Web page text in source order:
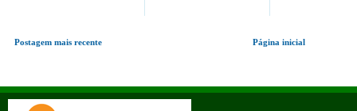
Postagem mais recente Página inicial